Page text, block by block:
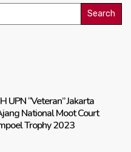
UPN “Veteran” Jakarta
National Moot Court
Trophy 2023